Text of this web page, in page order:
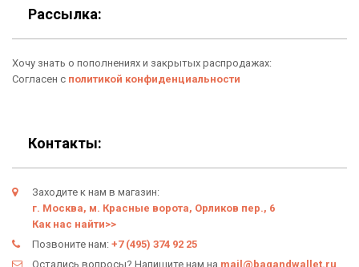
О нас
Отзывы о Bag & Wallet
Гарантия
Условия возврата
Оферта
Политика конфиденциальности
Новинки
Подарки
Рассылка:
Хочу знать о пополнениях и закрытых распродажах:
Согласен с политикой конфиденциальности
Контакты:
Заходите к нам в магазин:
г. Москва, м. Красные ворота, Орликов пер., 6
Как нас найти>>
Позвоните нам: +7 (495) 374 92 25
Остались вопросы? Напишите нам на mail@bagandwallet.ru